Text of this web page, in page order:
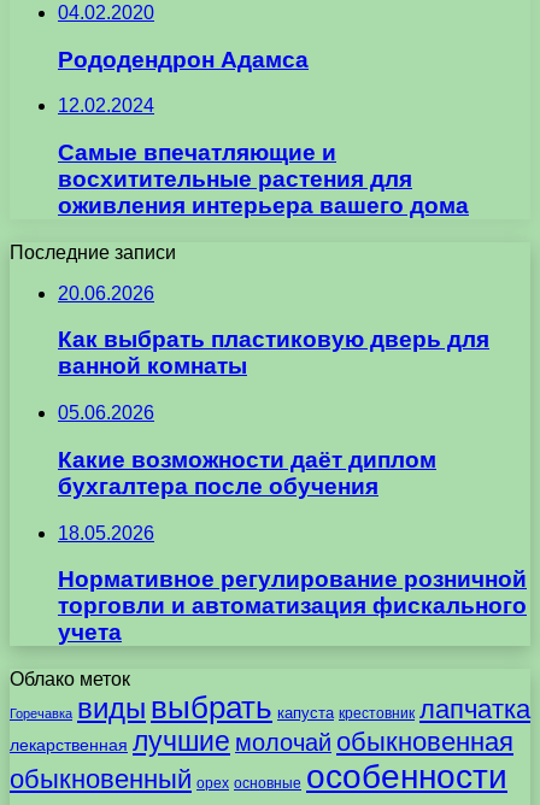
04.02.2020
Рододендрон Адамса
12.02.2024
Самые впечатляющие и
восхитительные растения для
оживления интерьера вашего дома
Последние записи
20.06.2026
Как выбрать пластиковую дверь для
ванной комнаты
05.06.2026
Какие возможности даёт диплом
бухгалтера после обучения
18.05.2026
Нормативное регулирование розничной
торговли и автоматизация фискального
учета
Облако меток
Горечавка виды выбрать капуста крестовник лапчатка
лекарственная лучшие молочай обыкновенная
обыкновенный орех основные особенности